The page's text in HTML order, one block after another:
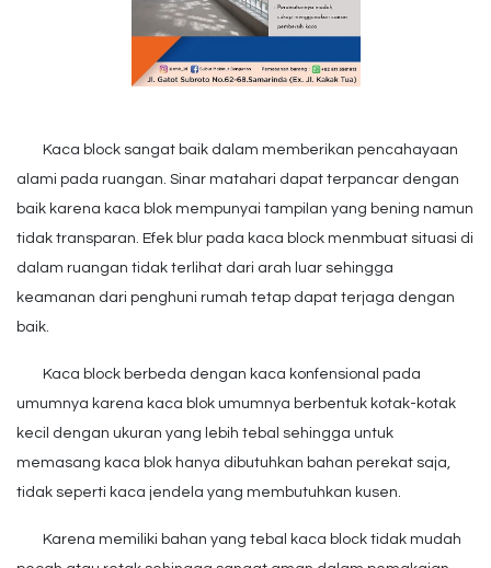
Kaca block sangat baik dalam memberikan pencahayaan
alami pada ruangan. Sinar matahari dapat terpancar dengan
baik karena kaca blok mempunyai tampilan yang bening namun
tidak transparan. Efek blur pada kaca block menmbuat situasi di
dalam ruangan tidak terlihat dari arah luar sehingga
keamanan dari penghuni rumah tetap dapat terjaga dengan
baik.
Kaca block berbeda dengan kaca konfensional pada
umumnya karena kaca blok umumnya berbentuk kotak-kotak
kecil dengan ukuran yang lebih tebal sehingga untuk
memasang kaca blok hanya dibutuhkan bahan perekat saja,
tidak seperti kaca jendela yang membutuhkan kusen.
Karena memiliki bahan yang tebal kaca block tidak mudah